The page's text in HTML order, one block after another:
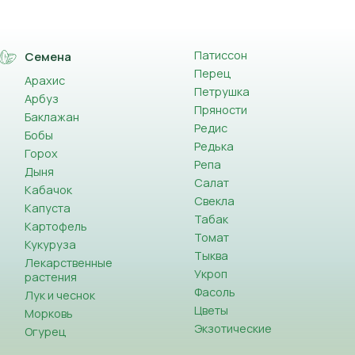
из скошенной травы, опавших листьев,
с навозом и вносят в почву осенью.
это надежный барьер от тли (помещается на
(азота, фосфора, калия) и микроэлементов
и фосфорной кислотой. Торф или навоз могут
деятельность полезных организмов
Семена
Арахис
Арбуз
Баклажан
Бобы
Горох
Дыня
Кабачок
Капуста
Картофель
Кукуруза
Лекарственные
растения
Лук и чеснок
Морковь
Огурец
Патиссон
Перец
Петрушка
Пряности
Редис
Редька
Репа
Салат
Свекла
Табак
Томат
Тыква
Укроп
Фасоль
Цветы
Экзотические